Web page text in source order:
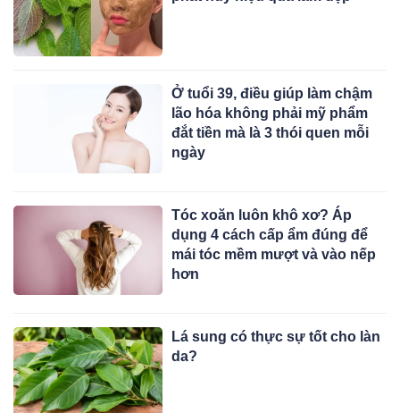
Ở tuổi 39, điều giúp làm chậm
lão hóa không phải mỹ phẩm
đắt tiền mà là 3 thói quen mỗi
ngày
Tóc xoăn luôn khô xơ? Áp
dụng 4 cách cấp ẩm đúng để
mái tóc mềm mượt và vào nếp
hơn
Lá sung có thực sự tốt cho làn
da?